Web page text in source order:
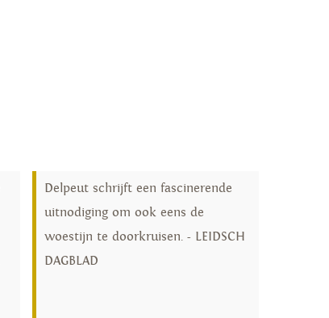
Delpeut schrijft een fascinerende
uitnodiging om ook eens de
woestijn te doorkruisen. - LEIDSCH
DAGBLAD